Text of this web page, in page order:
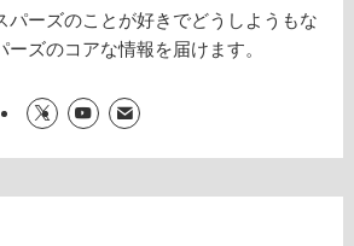
パーズのことが好きでどうしようもな
ズのコアな情報を届けます。